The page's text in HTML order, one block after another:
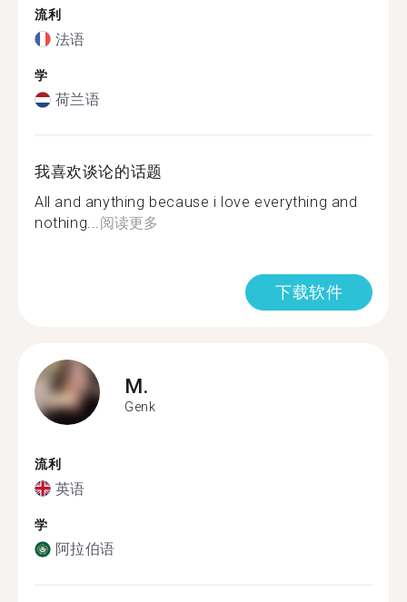
流利
法语
学
荷兰语
我喜欢谈论的话题
All and anything because i love everything and
nothing...阅读更多
下载软件
M.
Genk
流利
英语
学
阿拉伯语